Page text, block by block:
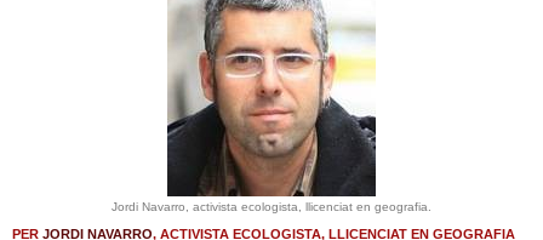
Jordi Navarro, activista ecologista, llicenciat en geografia.
PER JORDI NAVARRO, ACTIVISTA ECOLOGISTA, LLICENCIAT EN GEOGRAFIA